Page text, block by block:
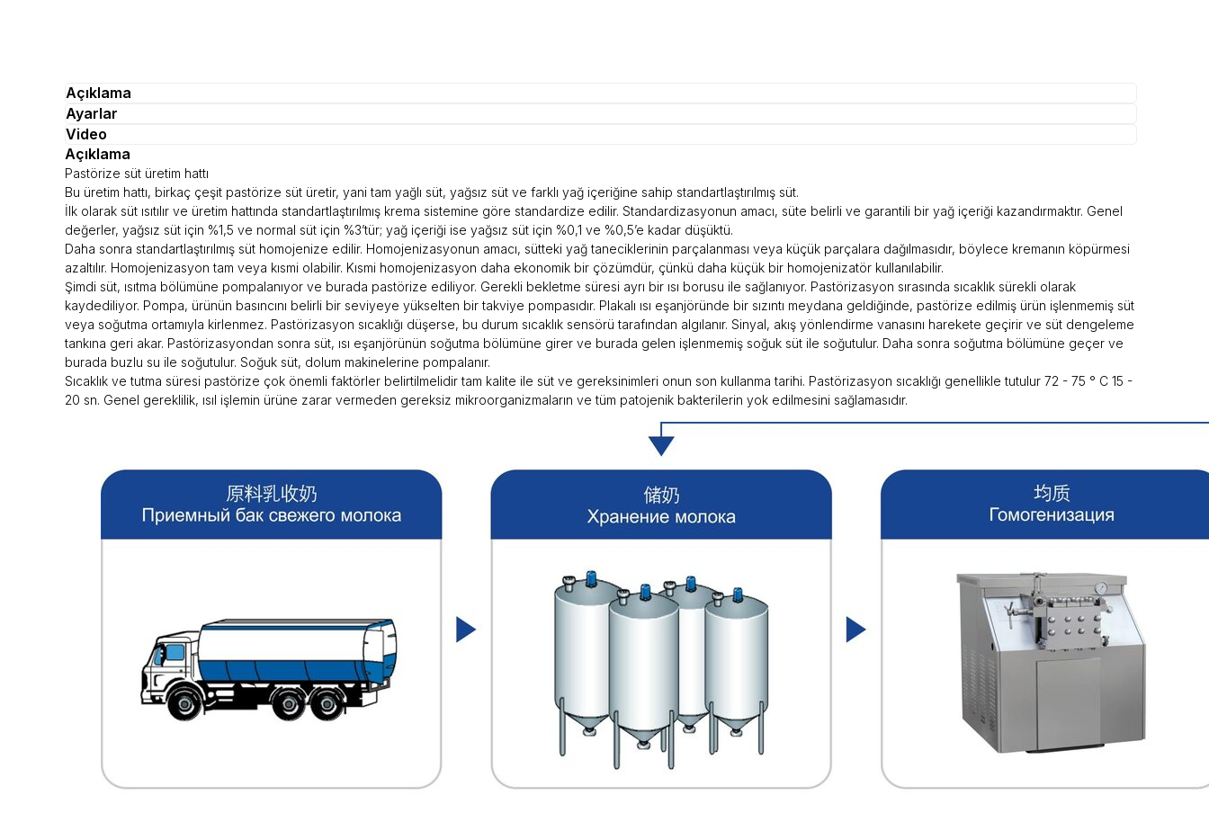
Açıklama
Ayarlar
Video
Açıklama
Pastörize süt üretim hattı
Bu üretim hattı, birkaç çeşit pastörize süt üretir, yani tam yağlı süt, yağsız süt ve farklı yağ içeriğine sahip standartlaştırılmış süt.
İlk olarak süt ısıtılır ve üretim hattında standartlaştırılmış krema sistemine göre standardize edilir. Standardizasyonun amacı, süte belirli ve garantili bir yağ içeriği kazandırmaktır. Genel
değerler, yağsız süt için %1,5 ve normal süt için %3’tür; yağ içeriği ise yağsız süt için %0,1 ve %0,5’e kadar düşüktü.
Daha sonra standartlaştırılmış süt homojenize edilir. Homojenizasyonun amacı, sütteki yağ taneciklerinin parçalanması veya küçük parçalara dağılmasıdır, böylece kremanın köpürmesi
azaltılır. Homojenizasyon tam veya kısmi olabilir. Kısmi homojenizasyon daha ekonomik bir çözümdür, çünkü daha küçük bir homojenizatör kullanılabilir.
Şimdi süt, ısıtma bölümüne pompalanıyor ve burada pastörize ediliyor. Gerekli bekletme süresi ayrı bir ısı borusu ile sağlanıyor. Pastörizasyon sırasında sıcaklık sürekli olarak
kaydediliyor. Pompa, ürünün basıncını belirli bir seviyeye yükselten bir takviye pompasıdır. Plakalı ısı eşanjöründe bir sızıntı meydana geldiğinde, pastörize edilmiş ürün işlenmemiş süt
veya soğutma ortamıyla kirlenmez. Pastörizasyon sıcaklığı düşerse, bu durum sıcaklık sensörü tarafından algılanır. Sinyal, akış yönlendirme vanasını harekete geçirir ve süt dengeleme
tankına geri akar. Pastörizasyondan sonra süt, ısı eşanjörünün soğutma bölümüne girer ve burada gelen işlenmemiş soğuk süt ile soğutulur. Daha sonra soğutma bölümüne geçer ve
burada buzlu su ile soğutulur. Soğuk süt, dolum makinelerine pompalanır.
Sıcaklık ve tutma süresi pastörize çok önemli faktörler belirtilmelidir tam kalite ile süt ve gereksinimleri onun son kullanma tarihi. Pastörizasyon sıcaklığı genellikle tutulur 72 - 75 ° C 15 -
20 sn. Genel gereklilik, ısıl işlemin ürüne zarar vermeden gereksiz mikroorganizmaların ve tüm patojenik bakterilerin yok edilmesini sağlamasıdır.